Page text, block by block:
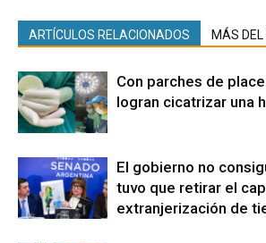
ARTÍCULOS RELACIONADOS MÁS
Con parches de
logran cicatrizar una
El gobierno no
tuvo que retirar el
extranjerización de